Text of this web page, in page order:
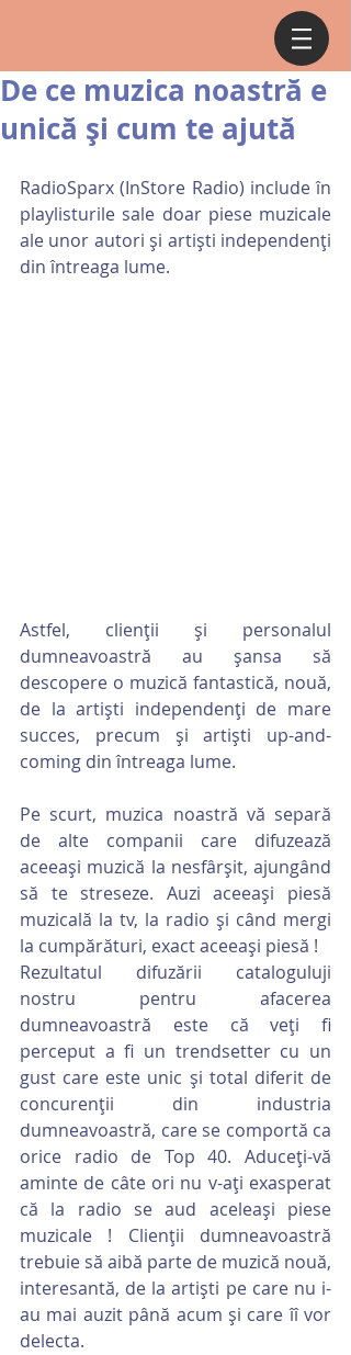
De ce muzica noastră e
unică și cum te ajută
RadioSparx (InStore Radio) include în
playlisturile sale doar piese muzicale
ale unor autori și artiști independenți
din întreaga lume.
Astfel, clienții și personalul
dumneavoastră au șansa să
descopere o muzică fantastică, nouă,
de la artiști independenți de mare
succes, precum și artiști up-and-
coming din întreaga lume.
Pe scurt, muzica noastră vă separă
de alte companii care difuzează
aceeași muzică la nesfârșit, ajungând
să te streseze. Auzi aceeași piesă
muzicală la tv, la radio și când mergi
la cumpărături, exact aceeași piesă !
Rezultatul difuzării cataloguluji
nostru pentru afacerea
dumneavoastră este că veți fi
perceput a fi un trendsetter cu un
gust care este unic și total diferit de
concurenții din industria
dumneavoastră, care se comportă ca
orice radio de Top 40. Aduceți-vă
aminte de câte ori nu v-ați exasperat
că la radio se aud aceleași piese
muzicale ! Clienții dumneavoastră
trebuie să aibă parte de muzică nouă,
interesantă, de la artiști pe care nu i-
au mai auzit până acum și care îî vor
delecta.